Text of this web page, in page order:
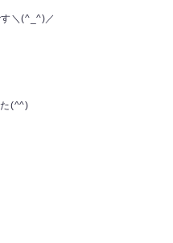
＼(^_^)／
(^^)